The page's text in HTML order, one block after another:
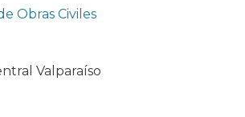
Obras Civiles
Valparaíso